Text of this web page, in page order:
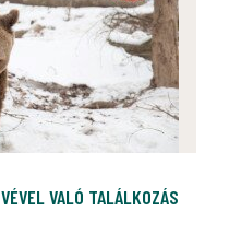
VALÓ TALÁLKOZÁS